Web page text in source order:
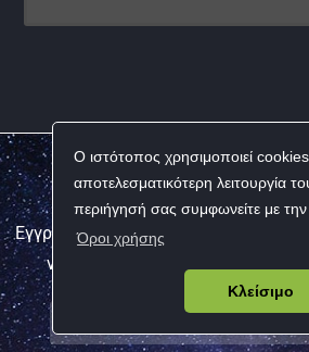
Ο ιστότοπος χρησιμοποιεί
αποτελεσματικότερη λειτουργία
περιήγησή σας συμφωνείτε με
Όροι χρήσης
Κλείσιμο
ΕΓΓΡΑΦΕΙΤΕ ΣΤΟ
Εγγραφείτε στο newsletter για να
νέα σχετικά με τα προϊόντα και